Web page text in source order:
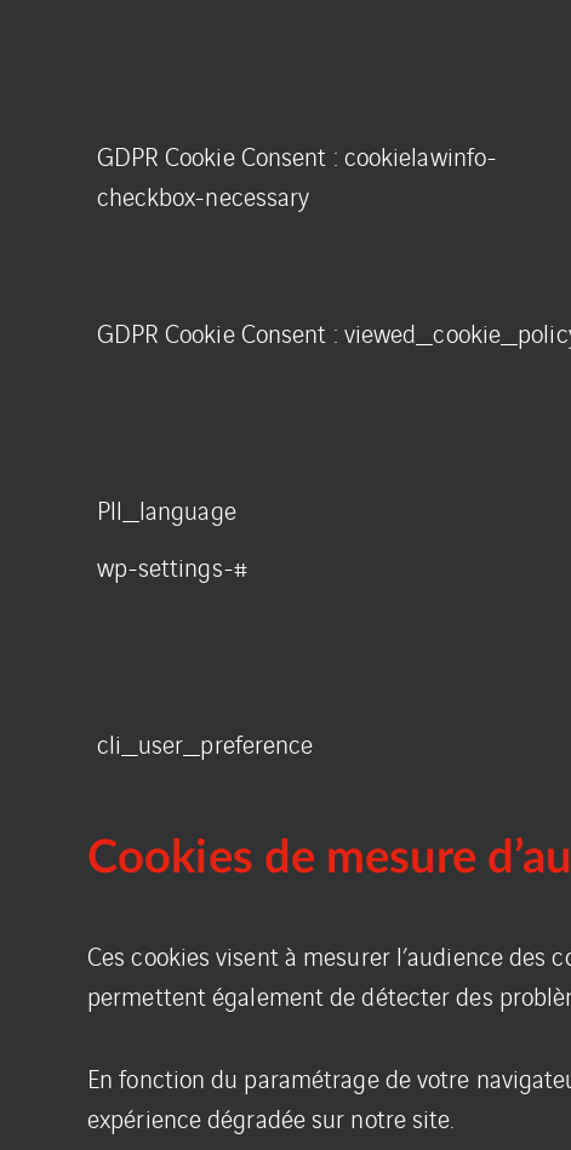
GDPR Cookie Consent : cookielawinfo-
checkbox-necessary
GDPR Cookie Consent :
Pll_language
wp-settings-#
cli_user_preference
Cookies de mesure
Ces cookies visent à mesurer l’audience des
permettent également de détecter des
En fonction du paramétrage de votre
expérience dégradée sur notre site.